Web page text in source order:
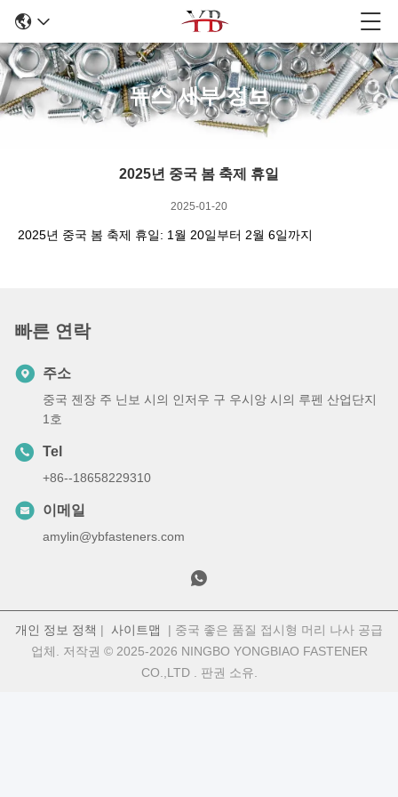
뉴스 세부 정보
2025년 중국 봄 축제 휴일
2025-01-20
2025년 중국 봄 축제 휴일: 1월 20일부터 2월 6일까지
빠른 연락
주소
중국 젠장 주 닌보 시의 인저우 구 우시앙 시의 루펜 산업단지
1호
Tel
+86--18658229310
이메일
amylin@ybfasteners.com
개인 정보 정책 | 사이트맵
| 중국 좋은 품질 접시형 머리 나사 공급
업체. 저작권 © 2025-2026 NINGBO YONGBIAO FASTENER
CO.,LTD . 판권 소유.